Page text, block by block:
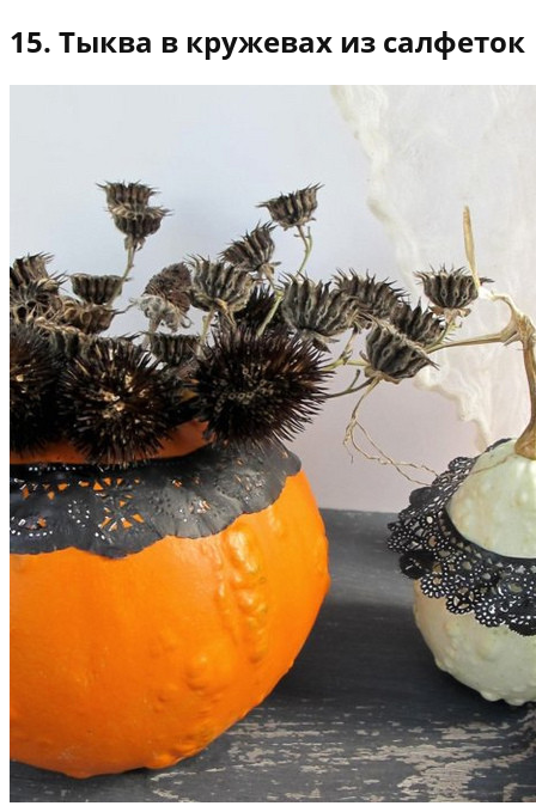
15. Тыква в кружевах из салфеток